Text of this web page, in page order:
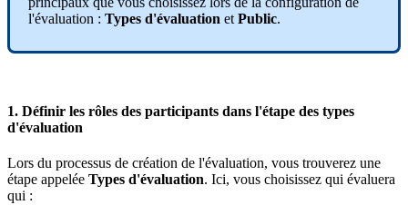
l'évaluation : Types d'évaluation et Public.
1. Définir les rôles des participants dans l'étape des types
d'évaluation
Lors du processus de création de l'évaluation, vous trouverez une
étape appelée Types d'évaluation. Ici, vous choisissez qui évaluera
qui :